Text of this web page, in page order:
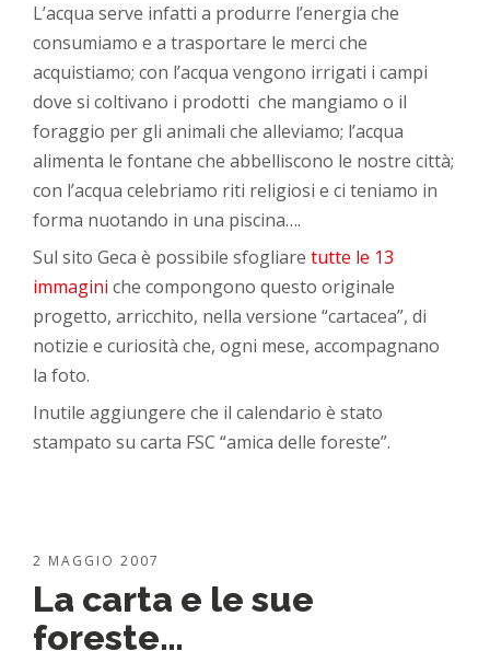
L’acqua serve infatti a produrre l’energia che
consumiamo e a trasportare le merci che
acquistiamo; con l’acqua vengono irrigati i campi
dove si coltivano i prodotti che mangiamo o il
foraggio per gli animali che alleviamo; l’acqua
alimenta le fontane che abbelliscono le nostre città;
con l’acqua celebriamo riti religiosi e ci teniamo in
forma nuotando in una piscina….
Sul sito Geca è possibile sfogliaretutte le 13
immaginiche compongono questo originale
progetto, arricchito, nella versione “cartacea”, di
notizie e curiosità che, ogni mese, accompagnano
la foto.
Inutile aggiungere che il calendario è stato
stampato su carta FSC “amica delle foreste”.
2 MAGGIO 2007
La carta e le sue
foreste…